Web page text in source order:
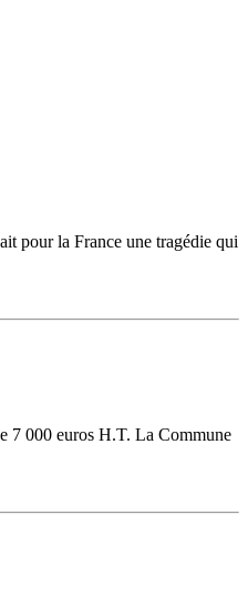
pour la France une tragédie qui
7 000 euros H.T. La Commune